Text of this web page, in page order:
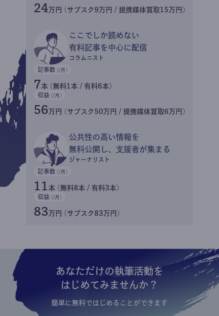
24万円 (サブスク9万円 / 提携媒体買取15万円)
ここでしか読めない
有料記事を中心に配信
コラムニスト
記事数 (/月)
7本 (無料1本 / 有料6本)
収益 (/月)
56万円 (サブスク50万円 / 提携媒体買取6万円)
公共性の高い情報を
無料公開し、支援者が集まる
ジャーナリスト
記事数 (/月)
11 本 (無料8本 / 有料3本)
収益 (/月)
83万円 (サブスク83万円)
あなただけの執筆活動を
はじめてみませんか？
簡単に無料ではじめることができます